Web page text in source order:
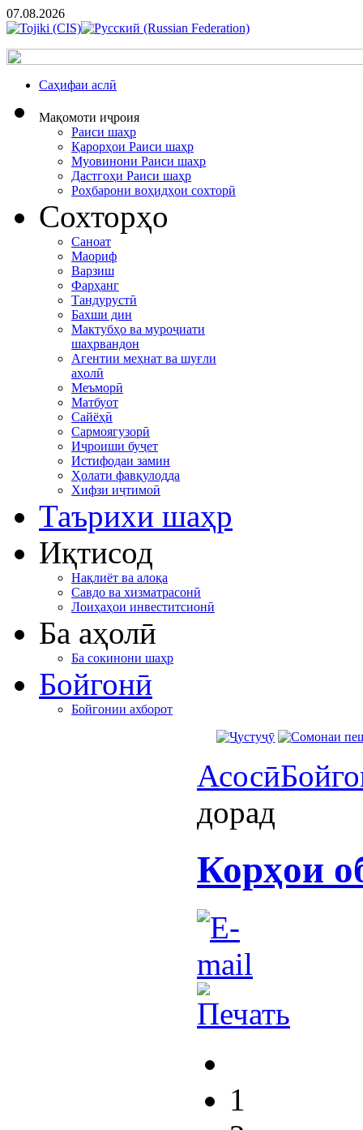
07.08.2026
Cаҳифаи аслӣ
Мақомоти иҷроия
Раиси шаҳр
Қарорҳои Раиси шаҳр
Муовинони Раиси шаҳр
Дастгоҳи Раиси шаҳр
Роҳбарони воҳидҳои сохторӣ
Сохторҳо
Саноат
Маориф
Варзиш
Фарҳанг
Тандурустӣ
Бахши дин
Мактубҳо ва муроҷиати
шаҳрвандон
Агентии меҳнат ва шуғли
аҳолӣ
Меъморӣ
Матбуот
Сайёҳӣ
Сармоягузорӣ
Иҷроиши буҷет
Истифодаи замин
Ҳолати фавқулодда
Хифзи иҷтимоӣ
Таърихи шаҳр
Иқтисод
Нақлиёт ва алоқа
Савдо ва хизматрасонӣ
Лоиҳаҳои инвеститсионӣ
Ба аҳолӣ
Ба сокинони шаҳр
Бойгонӣ
Бойгонии ахборот
Асосӣ
дорад
Корҳои
1